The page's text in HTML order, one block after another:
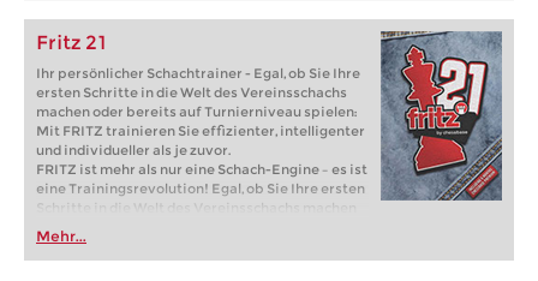
Fritz 21
Ihr persönlicher Schachtrainer - Egal, ob Sie Ihre
ersten Schritte in die Welt des Vereinsschachs
machen oder bereits auf Turnierniveau spielen:
Mit FRITZ trainieren Sie effizienter, intelligenter
und individueller als je zuvor.
FRITZ ist mehr als nur eine Schach-Engine – es ist
eine Trainingsrevolution! Egal, ob Sie Ihre ersten
Schritte in die Welt des Vereinsschachs machen
oder bereits auf Turnierniveau spielen: Mit
FRITZ trainieren Sie effizienter, intelligenter und
individueller als je zuvor.
Mehr...